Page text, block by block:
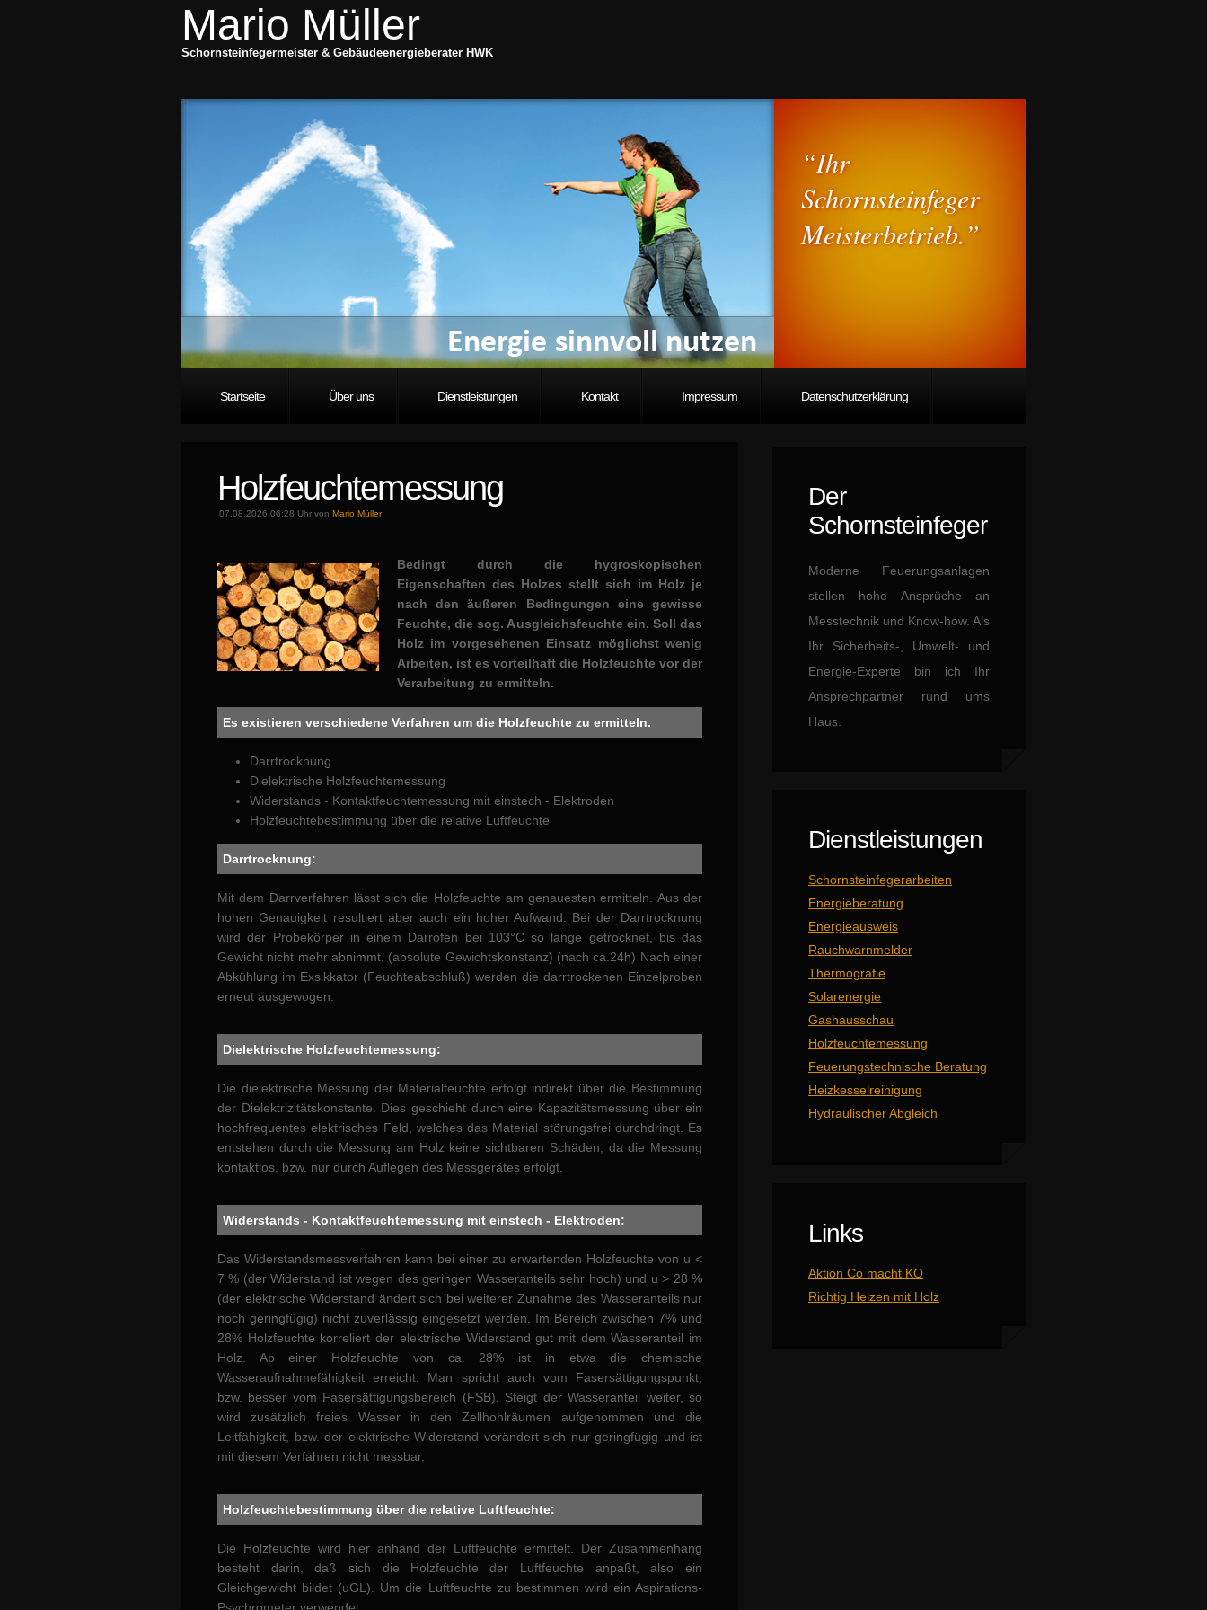
Mario Müller
Schornsteinfegermeister & Gebäudeenergieberater HWK
“Ihr
Schornsteinfeger
Meisterbetrieb.”
Startseite Über uns Dienstleistungen Kontakt Impressum Datenschutzerklärung
Holzfeuchtemessung
07.08.2026 06:28 Uhr von Mario Müller
Bedingt durch die hygroskopischen
Eigenschaften des Holzes stellt sich im Holz je
nach den äußeren Bedingungen eine gewisse
Feuchte, die sog. Ausgleichsfeuchte ein. Soll das
Holz im vorgesehenen Einsatz möglichst wenig
Arbeiten, ist es vorteilhaft die Holzfeuchte vor der
Verarbeitung zu ermitteln.
Es existieren verschiedene Verfahren um die Holzfeuchte zu ermitteln.
Darrtrocknung
Dielektrische Holzfeuchtemessung
Widerstands - Kontaktfeuchtemessung mit einstech - Elektroden
Holzfeuchtebestimmung über die relative Luftfeuchte
Darrtrocknung:
Mit dem Darrverfahren lässt sich die Holzfeuchte am genauesten ermitteln. Aus der
hohen Genauigkeit resultiert aber auch ein hoher Aufwand. Bei der Darrtrocknung
wird der Probekörper in einem Darrofen bei 103°C so lange getrocknet, bis das
Gewicht nicht mehr abnimmt. (absolute Gewichtskonstanz) (nach ca.24h) Nach einer
Abkühlung im Exsikkator (Feuchteabschluß) werden die darrtrockenen Einzelproben
erneut ausgewogen.
Dielektrische Holzfeuchtemessung:
Die dielektrische Messung der Materialfeuchte erfolgt indirekt über die Bestimmung
der Dielektrizitätskonstante. Dies geschieht durch eine Kapazitätsmessung über ein
hochfrequentes elektrisches Feld, welches das Material störungsfrei durchdringt. Es
entstehen durch die Messung am Holz keine sichtbaren Schäden, da die Messung
kontaktlos, bzw. nur durch Auflegen des Messgerätes erfolgt.
Widerstands - Kontaktfeuchtemessung mit einstech - Elektroden:
Das Widerstandsmessverfahren kann bei einer zu erwartenden Holzfeuchte von u <
7 % (der Widerstand ist wegen des geringen Wasseranteils sehr hoch) und u > 28 %
(der elektrische Widerstand ändert sich bei weiterer Zunahme des Wasseranteils nur
noch geringfügig) nicht zuverlässig eingesetzt werden. Im Bereich zwischen 7% und
28% Holzfeuchte korreliert der elektrische Widerstand gut mit dem Wasseranteil im
Holz. Ab einer Holzfeuchte von ca. 28% ist in etwa die chemische
Wasseraufnahmefähigkeit erreicht. Man spricht auch vom Fasersättigungspunkt,
bzw. besser vom Fasersättigungsbereich (FSB). Steigt der Wasseranteil weiter, so
wird zusätzlich freies Wasser in den Zellhohlräumen aufgenommen und die
Leitfähigkeit, bzw. der elektrische Widerstand verändert sich nur geringfügig und ist
mit diesem Verfahren nicht messbar.
Holzfeuchtebestimmung über die relative Luftfeuchte:
Die Holzfeuchte wird hier anhand der Luftfeuchte ermittelt. Der Zusammenhang
besteht darin, daß sich die Holzfeuchte der Luftfeuchte anpaßt, also ein
Gleichgewicht bildet (uGL). Um die Luftfeuchte zu bestimmen wird ein Aspirations-
Der
Schornsteinfeger
Moderne Feuerungsanlagen
stellen hohe Ansprüche an
Messtechnik und Know-how. Als
Ihr Sicherheits-, Umwelt- und
Energie-Experte bin ich Ihr
Ansprechpartner rund ums
Haus.
Dienstleistungen
Schornsteinfegerarbeiten
Energieberatung
Energieausweis
Rauchwarnmelder
Thermografie
Solarenergie
Gashausschau
Holzfeuchtemessung
Feuerungstechnische Beratung
Heizkesselreinigung
Hydraulischer Abgleich
Links
Aktion Co macht KO
Richtig Heizen mit Holz